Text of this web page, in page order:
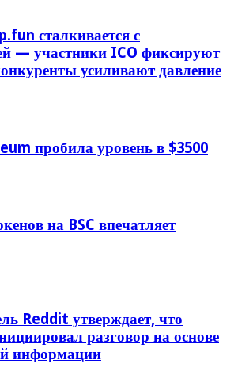
сталкивается с
— участники ICO фиксируют
усиливают давление
пробила уровень в $3500
на BSC впечатляет
Reddit утверждает, что
разговор на основе
информации